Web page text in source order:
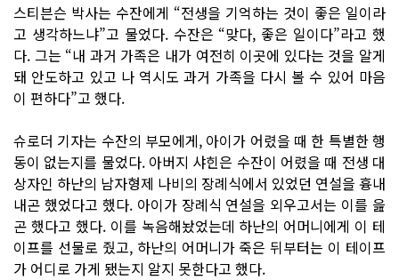
스티븐슨 박사는 수잔에게 “전생을 기억하는 것이 좋은 일이라
고 생각하느냐”고 물었다. 수잔은 “맞다, 좋은 일이다”라고 했
다. 그는 “내 과거 가족은 내가 여전히 이곳에 있다는 것을 알게
돼 안도하고 있고 나 역시도 과거 가족을 다시 볼 수 있어 마음
이 편하다”고 했다.
슈로더 기자는 수잔의 부모에게, 아이가 어렸을 때 한 특별한 행
동이 없는지를 물었다. 아버지 샤힌은 수잔이 어렸을 때 전생 대
상자인 하난의 남자형제 나비의 장례식에서 있었던 연설을 흉내
내곤 했었다고 했다. 아이가 장례식 연설을 외우고서는 이를 읊
곤 했다고 했다. 이를 녹음해놨었는데 하난의 어머니에게 이 테
이프를 선물로 줬고, 하난의 어머니가 죽은 뒤부터는 이 테이프
가 어디로 가게 됐는지 알지 못한다고 했다.